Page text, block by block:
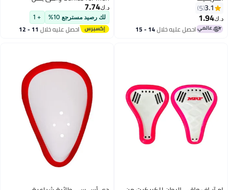
3.1
5
د.ك‏ 1.94
احصل عليه خلال 14 - 15
اغسطس
للكريكيت - رجالد.ك‏ 7.74
لك رصيد مسترجع 10%
احصل عليه خلال 11 - 12
اغسطس